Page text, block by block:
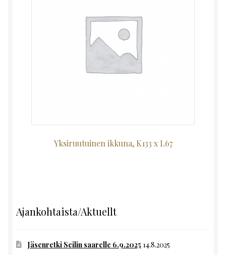
Yksiruutuinen ikkuna, K133 x L67
Ajankohtaista/Aktuellt
Jäsenretki Seilin saarelle 6.9.2025 14.8.2025